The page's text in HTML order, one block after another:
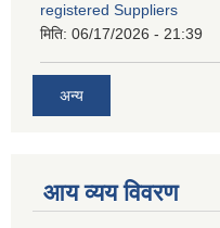
registered Suppliers
मिति: 06/17/2026 - 21:39
अन्य
आय व्यय विवरण